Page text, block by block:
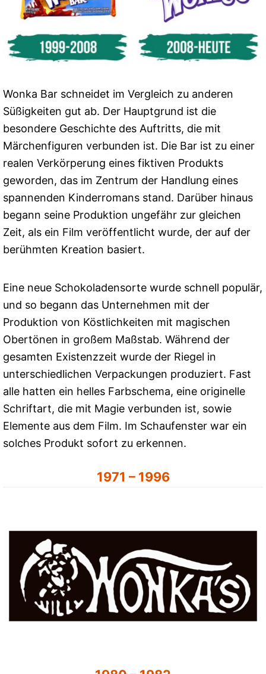
Wonka Bar schneidet im Vergleich zu anderen
Süßigkeiten gut ab. Der Hauptgrund ist die
besondere Geschichte des Auftritts, die mit
Märchenfiguren verbunden ist. Die Bar ist zu einer
realen Verkörperung eines fiktiven Produkts
geworden, das im Zentrum der Handlung eines
spannenden Kinderromans stand. Darüber hinaus
begann seine Produktion ungefähr zur gleichen
Zeit, als ein Film veröffentlicht wurde, der auf der
berühmten Kreation basiert.
Eine neue Schokoladensorte wurde schnell populär,
und so begann das Unternehmen mit der
Produktion von Köstlichkeiten mit magischen
Obertönen in großem Maßstab. Während der
gesamten Existenzzeit wurde der Riegel in
unterschiedlichen Verpackungen produziert. Fast
alle hatten ein helles Farbschema, eine originelle
Schriftart, die mit Magie verbunden ist, sowie
Elemente aus dem Film. Im Schaufenster war ein
solches Produkt sofort zu erkennen.
1971 – 1996